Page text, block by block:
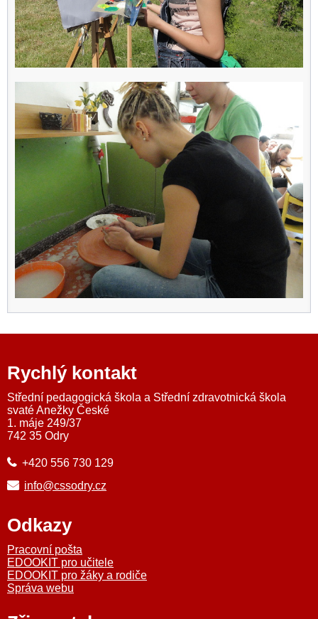
Rychlý kontakt
Střední pedagogická škola a Střední zdravotnická škola
svaté Anežky České
1. máje 249/37
742 35 Odry
+420 556 730 129
info@cssodry.cz
Odkazy
Pracovní pošta
EDOOKIT pro učitele
EDOOKIT pro žáky a rodiče
Správa webu